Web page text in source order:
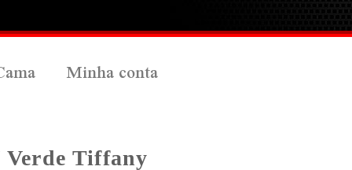
Minha conta
Verde Tiffany